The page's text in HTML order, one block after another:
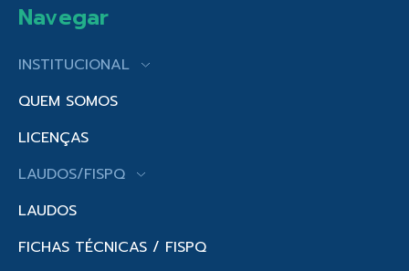
Navegar
INSTITUCIONAL
QUEM SOMOS
LICENÇAS
LAUDOS/FISPQ
LAUDOS
FICHAS TÉCNICAS / FISPQ